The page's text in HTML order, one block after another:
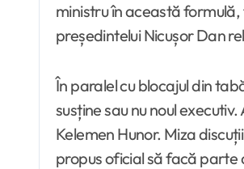
ministru în această
președintelui Nicușor Dan
În paralel cu blocajul din
susține sau nu noul
Kelemen Hunor. Miza
propus oficial să facă parte